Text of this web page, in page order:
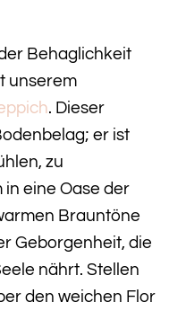
Behaglichkeit
unserem
. Dieser
er ist
zu
eine Oase der
Brauntöne
Geborgenheit, die
nährt. Stellen
den weichen Flor